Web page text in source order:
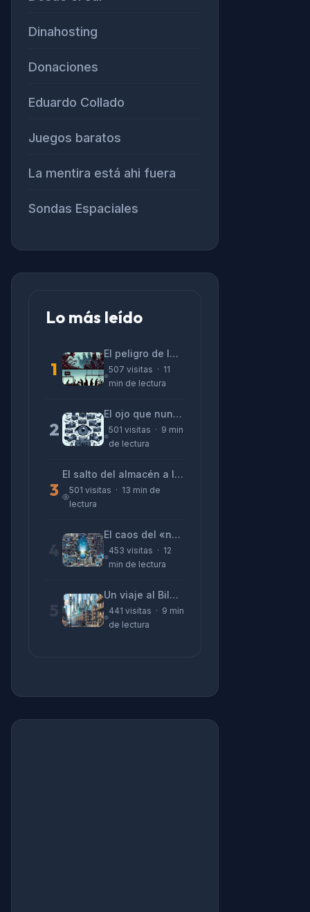
Dinahosting
Donaciones
Eduardo Collado
Juegos baratos
La mentira está ahi fuera
Sondas Espaciales
Lo más leído
1
El peligro de las «alucinaciones» y el CV prefabricado
507 visitas · 11
min de lectura
2
El ojo que nunca parpadea: lo que nos cuentan las cámaras de Lizeth Marzano
501 visitas · 9 min
de lectura
3
El salto del almacén a la terminal: La realidad de reinventarse en tecnología
501 visitas · 13 min de
lectura
El caos del «no funciona nada» y la realidad tras la pantalla
453 visitas · 12
min de lectura
Un viaje al Bilbao de 2026 con sabor a 1895
441 visitas · 9 min
de lectura